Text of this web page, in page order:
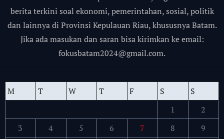
berita terkini soal ekonomi, pemerintahan, sosial, politik
dan lainnya di Provinsi Kepulauan Riau, khususnya Batam.
Jika ada masukan dan saran bisa kirimkan ke email:
fokusbatam2024@gmail.com.
M T W T F S
S
1
2
3
4 5 6 7 8
9